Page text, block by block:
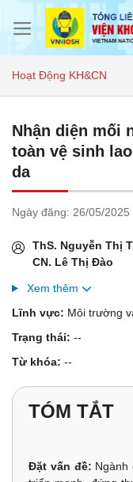
Hoạt Động KH&CN
Nhận diện mối
toàn vệ sinh
da
Ngày đăng: 26/05/2025
ThS. Nguyễn Thị
CN. Lê Thị Đào
Xem thêm
Lĩnh vực: Môi trường
Trạng thái: --
Từ khóa: --
TÓM TẮT
Đặt vấn đề: Ngành